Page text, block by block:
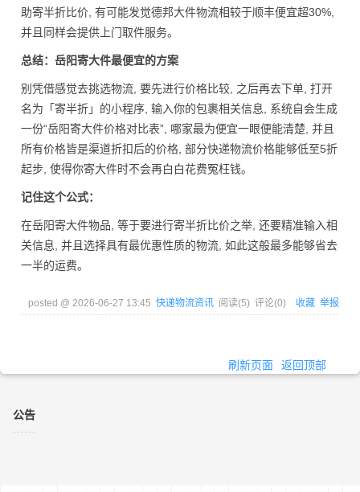
助寄半折比价, 有可能发觉德邦大件物流相较于顺丰便宜超30%,
并且同样会提供上门取件服务。
总结：岳阳寄大件最便宜的方案
别凭借感觉去挑选物流, 要先进行价格比较, 之后再去下单, 打开
名为「寄半折」的小程序, 输入你的包裹相关信息, 系统自会生成
一份“岳阳寄大件价格对比表”, 哪家最为便宜一眼便能清楚, 并且
所有价格皆是渠道折扣后的价格, 部分快递物流价格能够低至5折
起步, 使得你寄大件时不会再白白花费冤枉钱。
记住这个公式：
在岳阳寄大件物品, 等于要进行寄半折比价之举, 还要精准输入相
关信息, 并且选择具有最优惠性质的物流, 如此这般最多能够省去
一半的运费。
posted @ 2026-06-27 13:45 快递物流资讯 阅读(5) 评论(0) 收藏 举报
刷新页面 返回顶部
公告